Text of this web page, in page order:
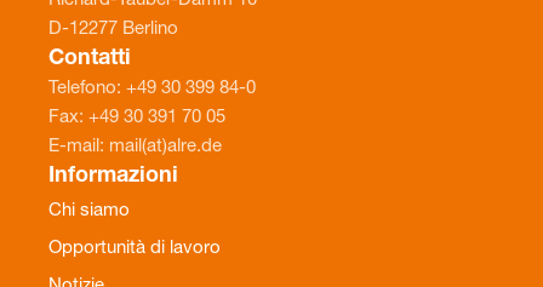
D-12277 Berlino
Contatti
Telefono: +49 30 399 84-0
Fax: +49 30 391 70 05
E-mail: mail(at)alre.de
Informazioni
Chi siamo
Opportunità di lavoro